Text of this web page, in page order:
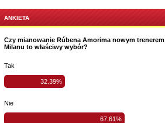
ANKIETA
Czy mianowanie Rúbena Amorima nowym trenerem
Milanu to właściwy wybór?
Tak
32.39%
Nie
67.61%